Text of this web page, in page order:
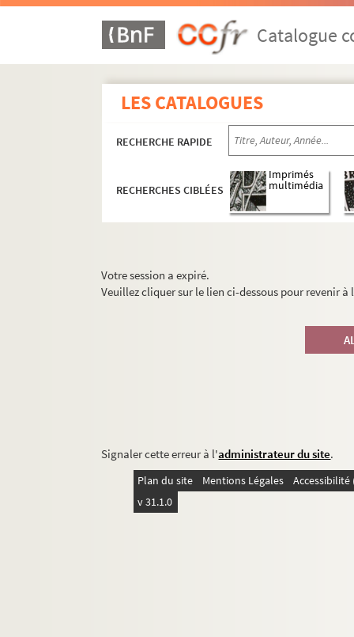
Catalogue
LES CATALOGUES
RECHERCHE RAPIDE
RECHERCHES CIBLÉES
Imprimés
multimédia
Votre session a expiré.
Veuillez cliquer sur le lien ci-dessous pour revenir
Signaler cette erreur à l'administrateur du site.
Plan du site Mentions Légales
v 31.1.0